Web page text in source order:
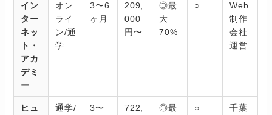
イン
ター
ネッ
ト・
アカ
デミ
ー
オン
ライ
ン/通
学
3〜6
ヶ月
209,
000
円〜
◎最
大
70%
○
Web
制作
会社
運営
ヒュ
通学/
3〜
722,
◎最
○
千葉